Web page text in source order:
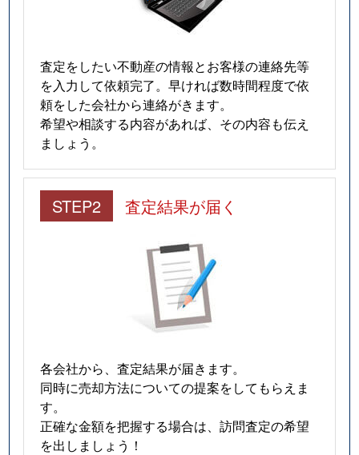
査定をしたい不動産の情報とお客様の連絡先等
を入力して依頼完了。早ければ数時間程度で依
頼をした会社から連絡がきます。
希望や相談する内容があれば、その内容も伝え
ましょう。
STEP2 査定結果が届く
各会社から、査定結果が届きます。
同時に売却方法についての提案をしてもらえま
す。
正確な金額を把握する場合は、訪問査定の希望
を出しましょう！